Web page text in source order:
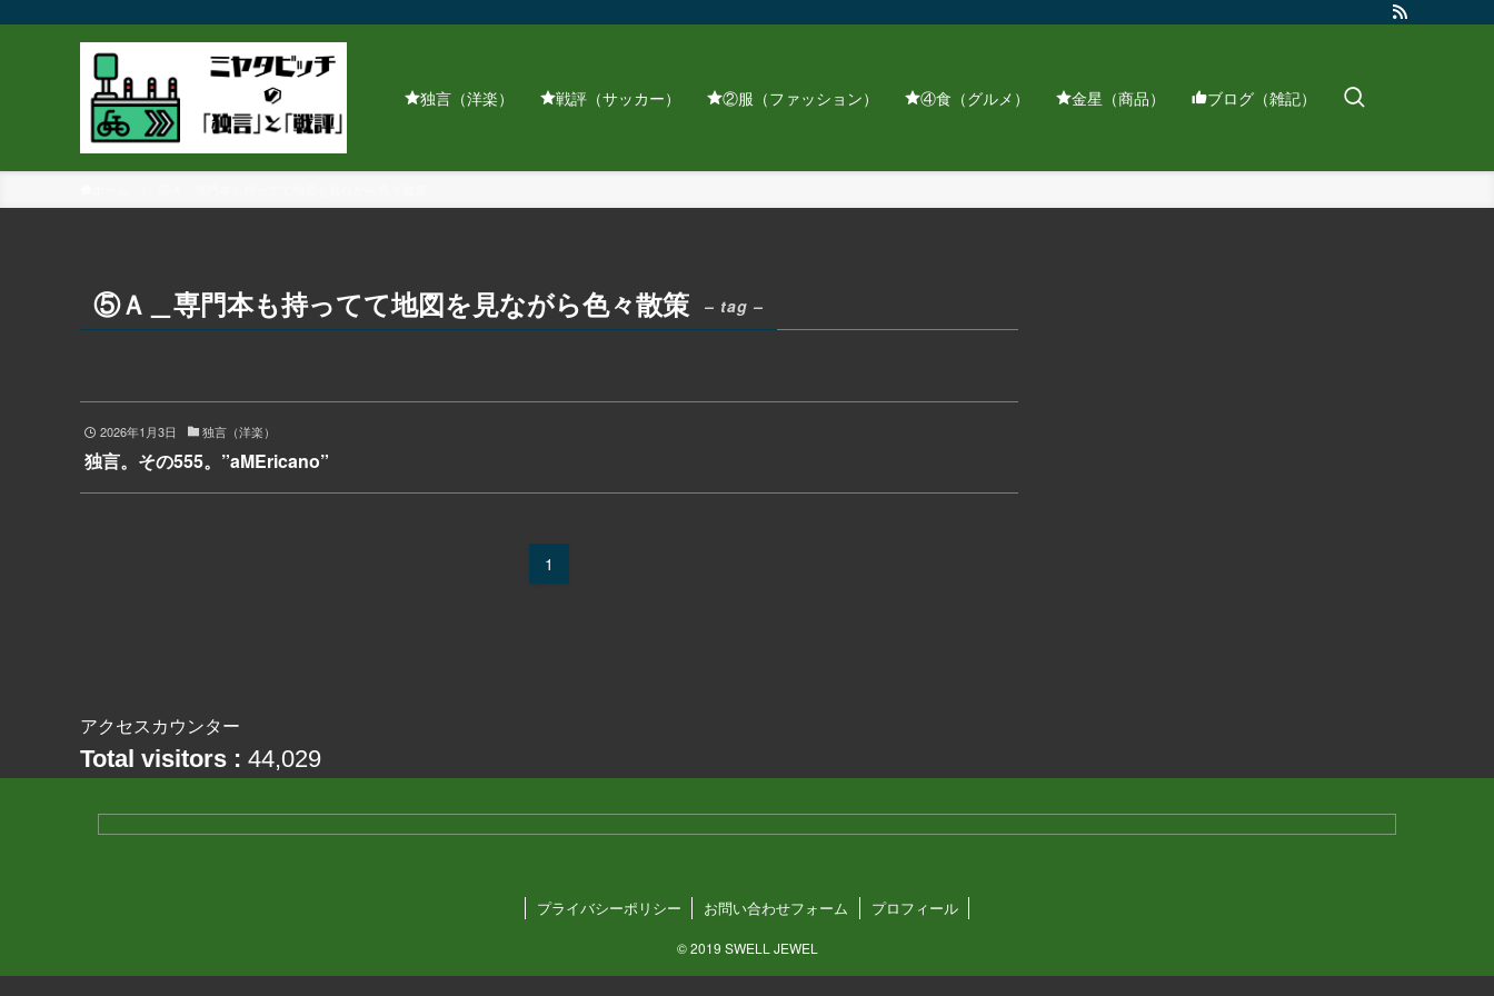
独言（洋楽） 戦評（サッカー） ②服（ファッション） ④食（グルメ） 金星（商品） ブログ（雑記）
⑤Ａ＿専門本も持ってて地図を見ながら色々散策 – tag –
2026年1月3日 独言（洋楽）
独言。その555。”aMEricano”
1
アクセスカウンター
Total visitors : 44,029
プライバシーポリシー お問い合わせフォーム プロフィール
©2019 SWELL JEWEL